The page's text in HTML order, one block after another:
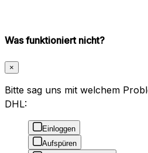
Was funktioniert nicht?
×
Bitte sag uns mit welchem
DHL:
Einloggen
Aufspüren